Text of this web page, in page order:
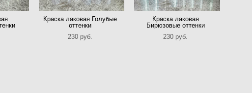
Краска лаковая Голубые
оттенки
230 pуб.
Краска лаковая
Бирюзовые оттенки
230 pуб.